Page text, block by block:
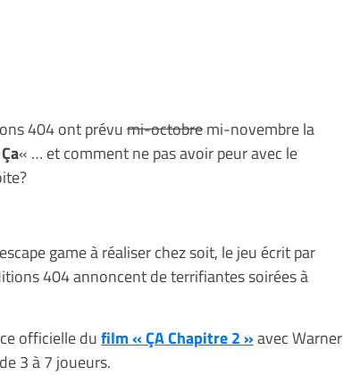
404 ont prévumi-octobremi-novembre la
Ça« … et comment ne pas avoir peur avec le
game à réaliser chez soit, le jeu écrit par
404 annoncent de terrifiantes soirées à
officielle dufilm « ÇA Chapitre 2 »avec Warner
3 à 7 joueurs.